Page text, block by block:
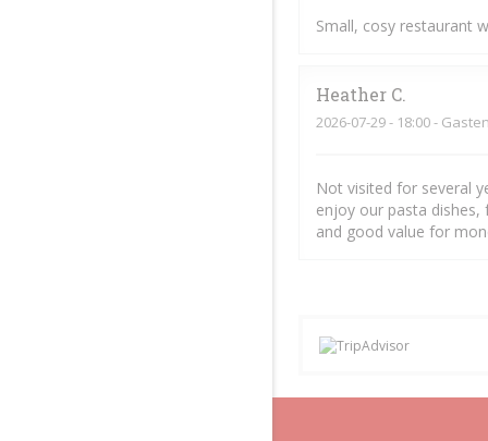
Small, cosy restaurant
Heather C
2026-07-29- 18:00 -
Not visited for several
enjoy our pasta
and good value for